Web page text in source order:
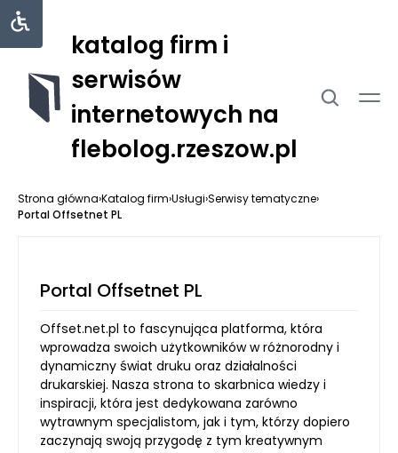
katalog firm i
serwisów
internetowych na
flebolog.rzeszow.pl
Strona główna›Katalog firm›Usługi›Serwisy tematyczne›
Portal Offsetnet PL
Portal Offsetnet PL
Offset.net.pl to fascynująca platforma, która
wprowadza swoich użytkowników w różnorodny i
dynamiczny świat druku oraz działalności
drukarskiej. Nasza strona to skarbnica wiedzy i
inspiracji, która jest dedykowana zarówno
wytrawnym specjalistom, jak i tym, którzy dopiero
zaczynają swoją przygodę z tym kreatywnym